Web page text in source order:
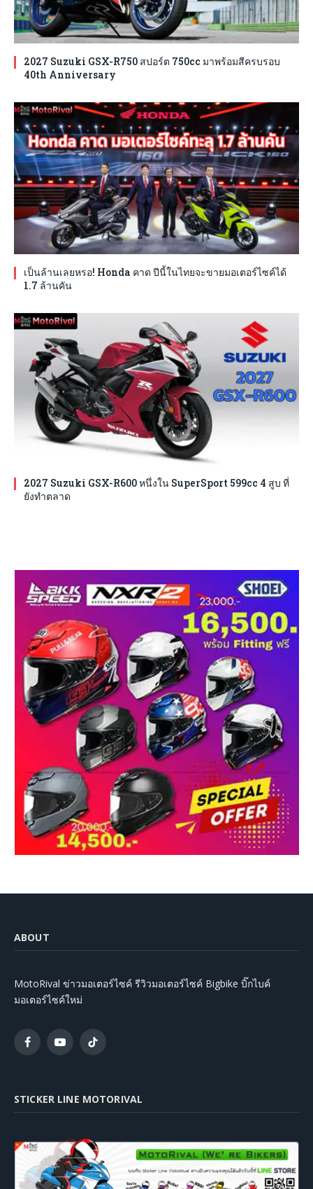
2027 Suzuki GSX-R750 สปอร์ต 750cc มาพร้อมสีครบรอบ
40th Anniversary
เป็นล้านเลยหรอ! Honda คาด ปีนี้ในไทยจะขายมอเตอร์ไซค์ได้
1.7 ล้านคัน
2027 Suzuki GSX-R600 หนึ่งใน SuperSport 599cc 4 สูบ ที่
ยังทำตลาด
ABOUT
MotoRival ข่าวมอเตอร์ไซค์ รีวิวมอเตอร์ไซค์ Bigbike บิ๊กไบค์
มอเตอร์ไซค์ใหม่
FacebookYouTubeTikTok
STICKER LINE MOTORIVAL